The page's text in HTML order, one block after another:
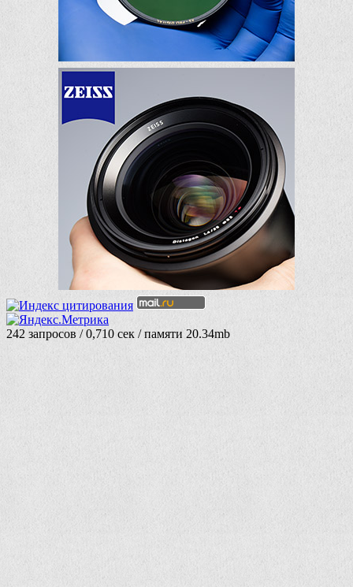
242 запросов / 0,710 сек / памяти 20.34mb